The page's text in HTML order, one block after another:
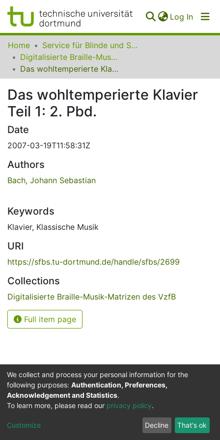
Log In
Communities
Collections
FAQ
Home
Service für Blinde und Sehbehinderte der UB Dortmund
Digitalisierte Braille-Musik-Matrizen des VzfB
Das wohltemperierte Klavier Teil 1: 2. Pbd.
Das wohltemperierte Klavier
Teil 1: 2. Pbd.
Date
2007-03-19T11:58:31Z
Authors
Bach, Johann Sebastian
Keywords
Klavier, Klassische Musik
URI
https://sfbs.tu-dortmund.de/handle/sfbs/2699
Collections
Digitalisierte Braille-Musik-Matrizen des VzfB
Full item page
Service for the Blind and Visually Impaired
ITMC
Cookie
Privacy
policy
Feedback
We collect and process your personal information for the
following purposes: Authentication, Preferences,
Acknowledgement and Statistics.
To learn more, please read our privacy policy.
Customize Decline That's ok